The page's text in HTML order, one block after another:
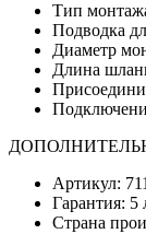
Тип
Подводка
Диаметр
Длина
Артикул:
Гарантия: 5
Страна